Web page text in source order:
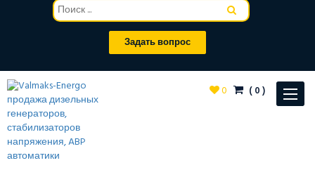
Задать вопрос
Toggle
0 (0)